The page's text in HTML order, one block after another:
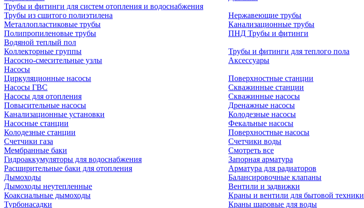
Трубы и фитинги для систем отопления и водоснабжения
Трубы из сшитого полиэтилена
Металлопластиковые трубы
Полипропиленовые трубы
Нержавеющие трубы
Канализационные трубы
ПНД Трубы и фитинги
Водяной теплый пол
Коллекторные группы
Насосно-смесительные узлы
Трубы и фитинги для теплого пола
Аксессуары
Насосы
Циркуляционные насосы
Насосы ГВС
Насосы для отопления
Повысительные насосы
Канализационные установки
Насосные станции
Колодезные станции
Поверхностные станции
Скважинные станции
Скважинные насосы
Дренажные насосы
Колодезные насосы
Фекальные насосы
Поверхностные насосы
Счетчики газа
Мембранные баки
Гидроаккумуляторы для водоснабжения
Расширительные баки для отопления
Дымоходы
Дымоходы неутепленные
Коаксиальные дымоходы
Турбонасадки
Счетчики воды
Смотреть все
Запорная арматура
Арматура для радиаторов
Балансировочные клапаны
Вентили и задвижки
Краны и вентили для бытовой техники
Краны шаровые для воды